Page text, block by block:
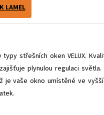
LAMEL
střešních oken VELUX.
plynulou regulaci
vaše okno umístěné ve